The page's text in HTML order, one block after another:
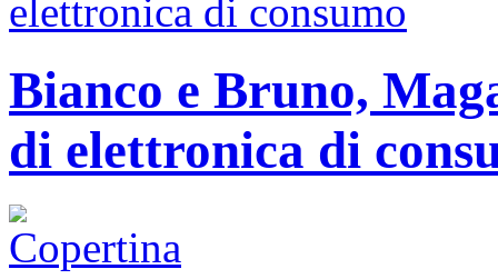
Bianco e Bruno,
di elettronica di